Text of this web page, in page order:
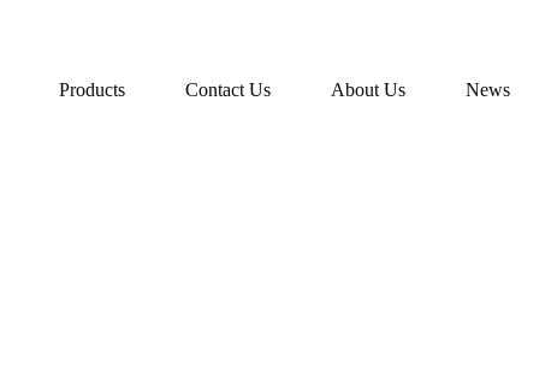
Products Contact Us About Us News